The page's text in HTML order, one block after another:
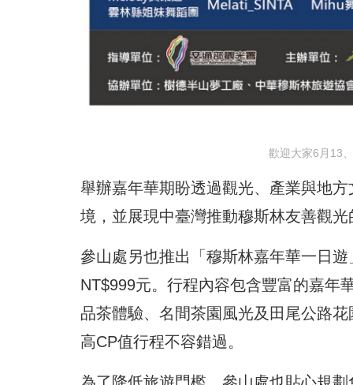
歡迎大家6月13
舉辦嘉年華期盼透過觀光、產業與地
境，並展現中臺灣推動穆斯林友善觀
參山處另也推出「穆斯林嘉年華一日
NT$999元。行程內容包含豐富的嘉年
品茶體驗、名間茶園風光及田尾公路
高CP值行程不容錯過。